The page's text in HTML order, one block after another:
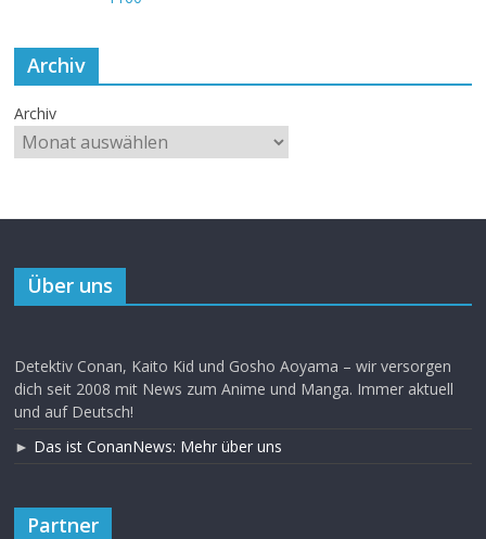
Archiv
Archiv
Über uns
Detektiv Conan, Kaito Kid und Gosho Aoyama – wir versorgen
dich seit 2008 mit News zum Anime und Manga. Immer aktuell
und auf Deutsch!
► Das ist ConanNews: Mehr über uns
Partner